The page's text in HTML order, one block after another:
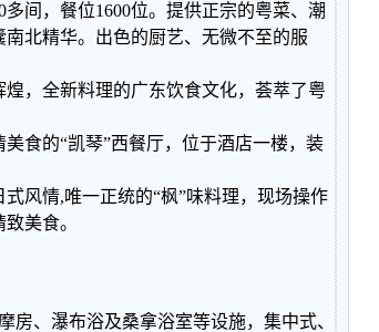
间，餐位1600位。提供正宗的粤菜、潮
北精华。出色的厨艺、无微不至的服
，全新料理的广东饮食文化，荟萃了粤
食的“凯琴”西餐厅，位于酒店一楼，装
风情,唯一正统的“枫”味料理，现场操作
美食。
房、瀑布浴及桑拿浴室等设施，集中式、